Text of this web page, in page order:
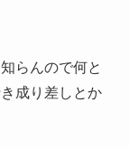
らんので何と
成り差しとか